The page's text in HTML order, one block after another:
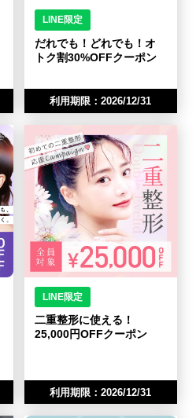
LINE限定
だれでも！どれでも！オ
トク割30%OFFクーポン
利用期限：2026/12/31
LINE限定
二重整形に使える！
25,000円OFFクーポン
利用期限：2026/12/31